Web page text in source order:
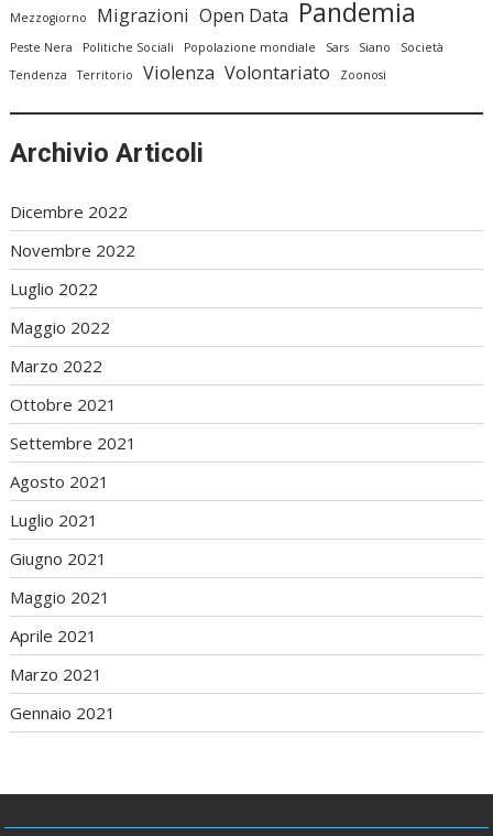
Mezzogiorno Migrazioni Open Data Pandemia
Peste Nera Politiche Sociali Popolazione mondiale Sars Siano
Società
Tendenza
Territorio Violenza Volontariato Zoonosi
Archivio Articoli
Dicembre 2022
Novembre 2022
Luglio 2022
Maggio 2022
Marzo 2022
Ottobre 2021
Settembre 2021
Agosto 2021
Luglio 2021
Giugno 2021
Maggio 2021
Aprile 2021
Marzo 2021
Gennaio 2021